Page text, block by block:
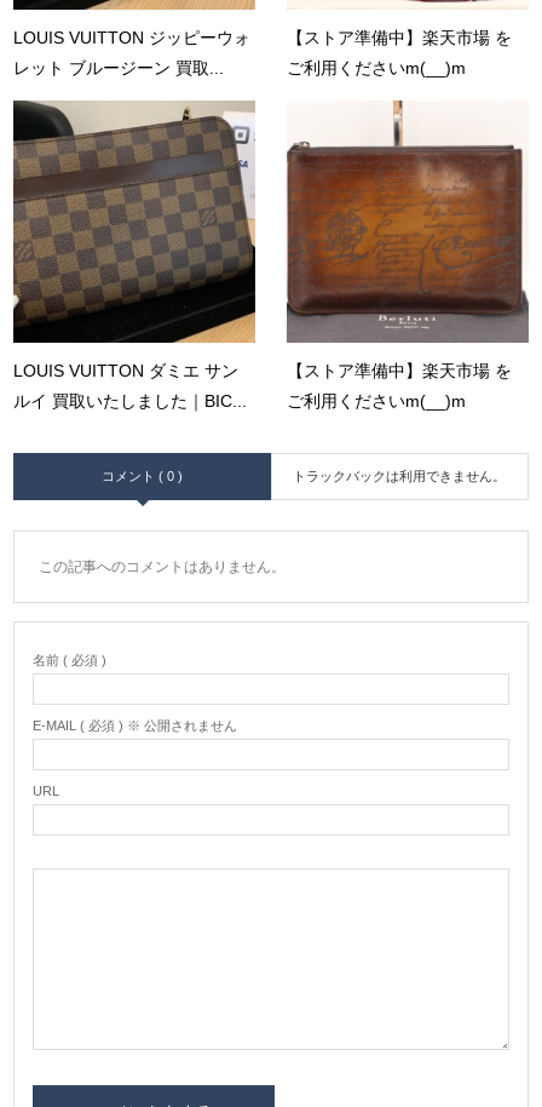
LOUIS VUITTON ジッピーウォ
レット ブルージーン 買取...
【ストア準備中】楽天市場 を
ご利用くださいm(__)m
LOUIS VUITTON ダミエ サン
ルイ 買取いたしました｜BIC...
【ストア準備中】楽天市場 を
ご利用くださいm(__)m
コメント ( 0 ) トラックバックは利用できません。
この記事へのコメントはありません。
名前 ( 必須 )
E-MAIL ( 必須 ) ※ 公開されません
URL